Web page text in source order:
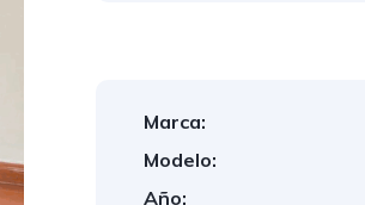
Marca:
Modelo:
Año: